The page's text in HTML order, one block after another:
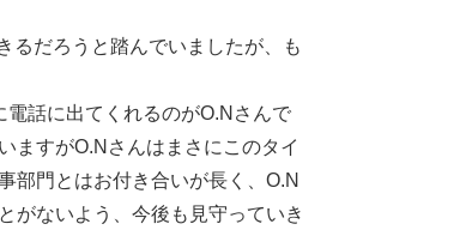
るだろうと踏んでいましたが、も
話に出てくれるのがO.Nさんで
ますがO.Nさんはまさにこのタイ
部門とはお付き合いが長く、O.N
がないよう、今後も見守っていき